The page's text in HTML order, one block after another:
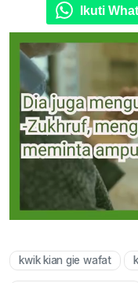
Ikuti
kwik kian gie wafat